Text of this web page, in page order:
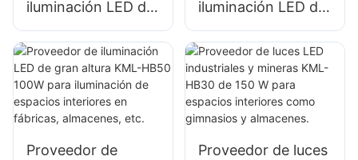
iluminación LED de
gran altura KML-
HB40 100W para
iluminación de
espacios interiores
en fábricas,
iluminación LED de
gran altura KML-
HB30 100W para
iluminación de
espacios interiores
en fábricas,
Proveedor de
Proveedor de luces